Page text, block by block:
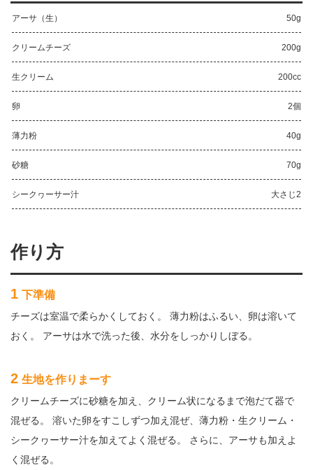
アーサ（生） 50g
クリームチーズ 200g
生クリーム 200cc
卵 2個
薄力粉 40g
砂糖 70g
シークヮーサー汁 大さじ2
作り方
1 下準備
チーズは室温で柔らかくしておく。 薄力粉はふるい、卵は溶いて
おく。 アーサは水で洗った後、水分をしっかりしぼる。
2 生地を作りまーす
クリームチーズに砂糖を加え、クリーム状になるまで泡だて器で
混ぜる。 溶いた卵をすこしずつ加え混ぜ、薄力粉・生クリーム・
シークヮーサー汁を加えてよく混ぜる。 さらに、アーサも加えよ
く混ぜる。